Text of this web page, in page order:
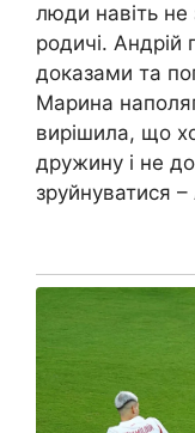
люди навіть
родичі.
доказами та
Марина
вирішила, що
дружину і не
зруйнуватися